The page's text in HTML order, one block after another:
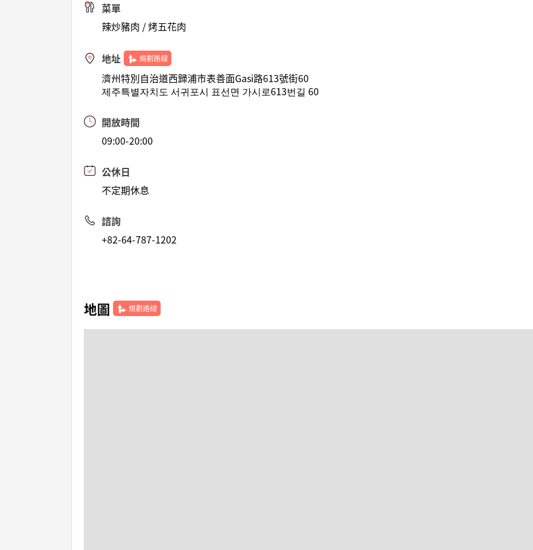
菜單
辣炒豬肉 / 烤五花肉
地址 規劃路線
濟州特別自治道西歸浦市表善面Gasi路613號街60
제주특별자치도 서귀포시 표선면 가시로613번길 60
開放時間
09:00-20:00
公休日
不定期休息
諮詢
+82-64-787-1202
地圖 規劃路線